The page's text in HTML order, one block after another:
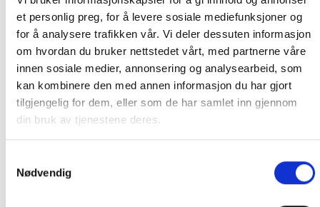
et personlig preg, for å levere sosiale mediefunksjoner og
for å analysere trafikken vår. Vi deler dessuten informasjon
om hvordan du bruker nettstedet vårt, med partnerne våre
innen sosiale medier, annonsering og analysearbeid, som
kan kombinere den med annen informasjon du har gjort
tilgjengelig for dem, eller som de har samlet inn gjennom
din bruk av tjenestene deres.
Nødvendig
VARENE.
PRIS AVHENGER AV STØRRELSE PÅ KOLLI OG POSTNUMMER TIL
KUNDE. CA. 1500- 4499 KR. OM DU IKKE TAR KONTAKT MED OSS
PÅ TELEFON FØR BESTILLING, BLIR DU KONTAKTET ETTER
BESTILLING.
ORDRE SOM IKKE BLIR BETALT FRAKT PÅ BLIR KANSELLERT.
Informasjon ved betaling med Vipps